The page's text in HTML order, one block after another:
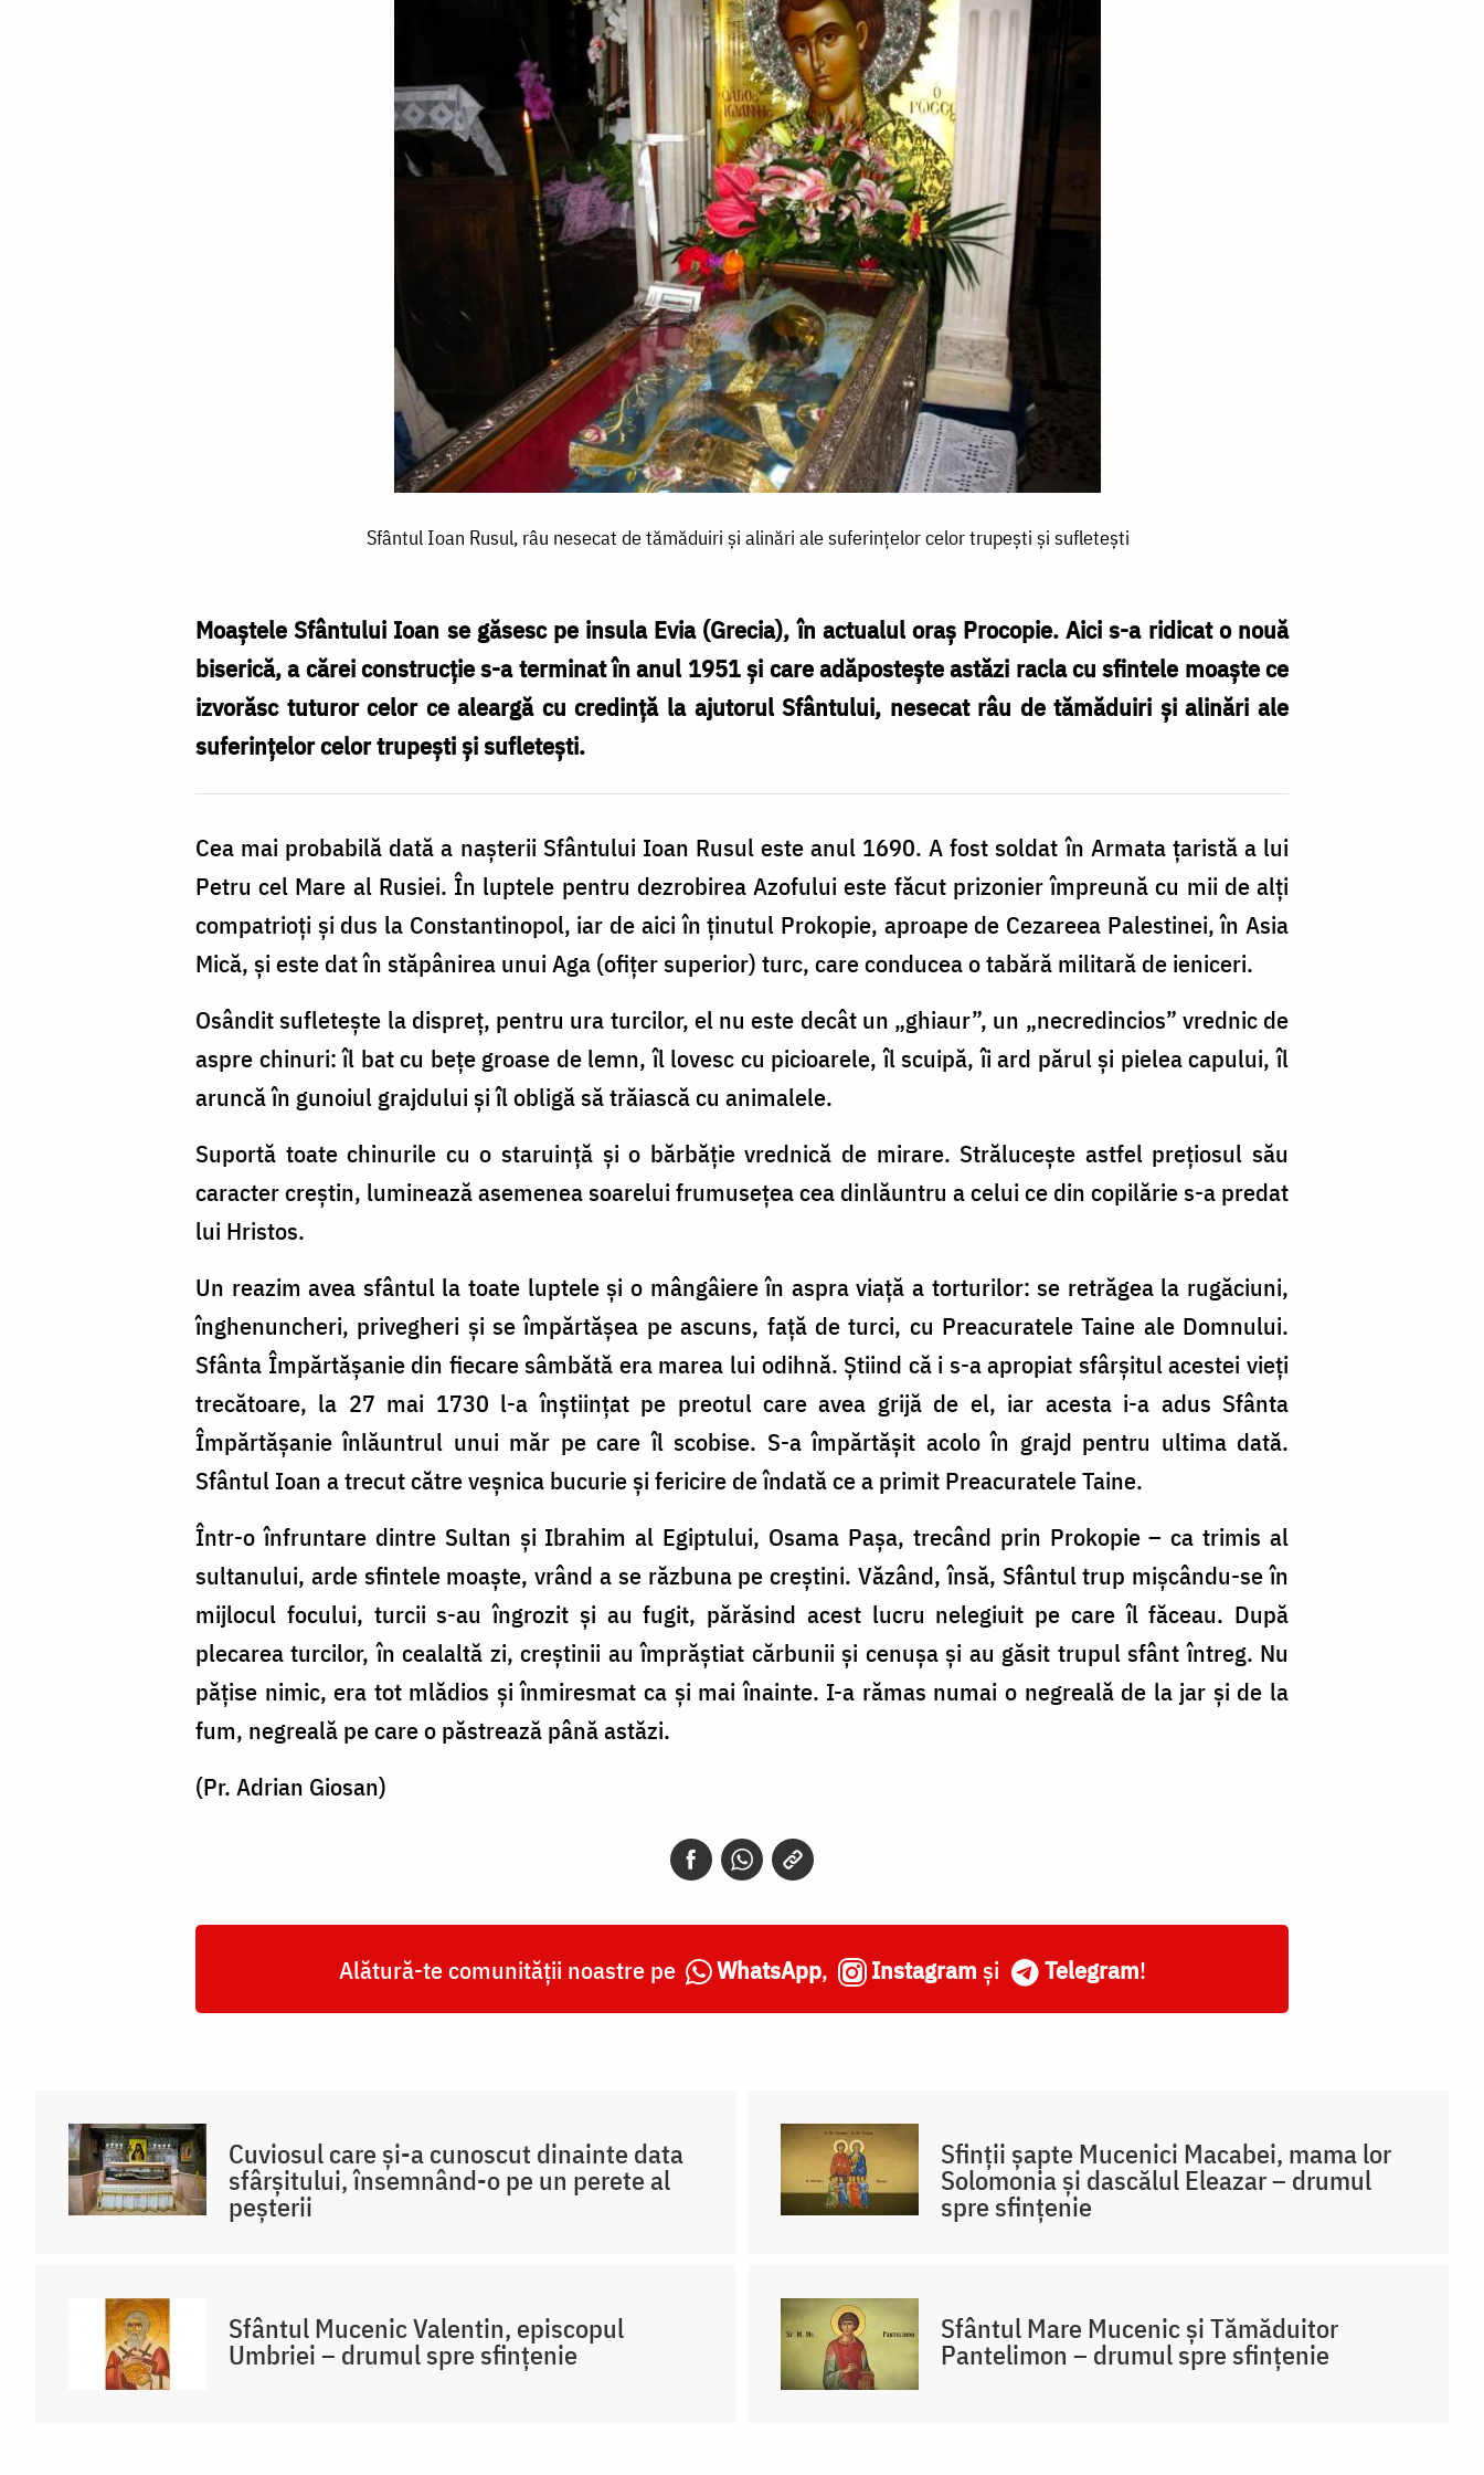
Sfântul Ioan Rusul, râu nesecat de tămăduiri și alinări ale suferințelor celor trupești și sufletești
Moaștele Sfântului Ioan se găsesc pe insula Evia (Grecia), în actualul oraș Procopie. Aici s-a ridicat o nouă
biserică, a cărei construcție s-a terminat în anul 1951 și care adăpostește astăzi racla cu sfintele moaște ce
izvorăsc tuturor celor ce aleargă cu credință la ajutorul Sfântului, nesecat râu de tămăduiri și alinări ale
suferințelor celor trupești și sufletești.
Cea mai probabilă dată a nașterii Sfântului Ioan Rusul este anul 1690. A fost soldat în Armata țaristă a lui
Petru cel Mare al Rusiei. În luptele pentru dezrobirea Azofului este făcut prizonier împreună cu mii de alți
compatrioți și dus la Constantinopol, iar de aici în ținutul Prokopie, aproape de Cezareea Palestinei, în Asia
Mică, și este dat în stăpânirea unui Aga (ofițer superior) turc, care conducea o tabără militară de ieniceri.
Osândit sufletește la dispreț, pentru ura turcilor, el nu este decât un „ghiaur”, un „necredincios” vrednic de
aspre chinuri: îl bat cu bețe groase de lemn, îl lovesc cu picioarele, îl scuipă, îi ard părul și pielea capului, îl
aruncă în gunoiul grajdului și îl obligă să trăiască cu animalele.
Suportă toate chinurile cu o staruință și o bărbăție vrednică de mirare. Strălucește astfel prețiosul său
caracter creștin, luminează asemenea soarelui frumusețea cea dinlăuntru a celui ce din copilărie s-a predat
lui Hristos.
Un reazim avea sfântul la toate luptele și o mângâiere în aspra viață a torturilor: se retrăgea la rugăciuni,
înghenuncheri, privegheri și se împărtășea pe ascuns, față de turci, cu Preacuratele Taine ale Domnului.
Sfânta Împărtășanie din fiecare sâmbătă era marea lui odihnă. Știind că i s-a apropiat sfârșitul acestei vieți
trecătoare, la 27 mai 1730 l-a înștiințat pe preotul care avea grijă de el, iar acesta i-a adus Sfânta
Împărtășanie înlăuntrul unui măr pe care îl scobise. S-a împărtășit acolo în grajd pentru ultima dată.
Sfântul Ioan a trecut către veșnica bucurie și fericire de îndată ce a primit Preacuratele Taine.
Într-o înfruntare dintre Sultan și Ibrahim al Egiptului, Osama Pașa, trecând prin Prokopie –ca trimis al
sultanului, arde sfintele moaște, vrând a se răzbuna pe creștini. Văzând, însă, Sfântul trup mișcându-se în
mijlocul focului, turcii s-au îngrozit și au fugit, părăsind acest lucru nelegiuit pe care îl făceau. După
plecarea turcilor, în cealaltă zi, creștinii au împrăștiat cărbunii și cenușa și au găsit trupul sfânt întreg. Nu
pățise nimic, era tot mlădios și înmiresmat ca și mai înainte. I-a rămas numai o negreală de la jar și de la
fum, negreală pe care o păstrează până astăzi.
(Pr. Adrian Giosan)
Alătură-te comunității noastre pe WhatsApp, Instagram și Telegram!
Cuviosul care și-a cunoscut dinainte data
sfârșitului, însemnând-o pe un perete al
peșterii
Sfinții șapte Mucenici Macabei, mama lor
Solomonia și dascălul Eleazar – drumul
spre sfințenie
Sfântul Mucenic Valentin, episcopul
Umbriei – drumul spre sfințenie
Sfântul Mare Mucenic și Tămăduitor
Pantelimon – drumul spre sfințenie